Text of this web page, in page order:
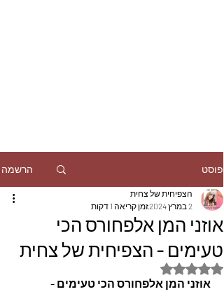
פוסט הרשמה
אוזני המן אלפחורס הכי
טעימים - הצפיחית של צחית
הצפיחית של צחית
2 במרץ 2024
זמן קריאה 1 דקות
דירוג של NaN מתוך 5 כוכבים
אוזני המן אלפחורס הכי טעימים -